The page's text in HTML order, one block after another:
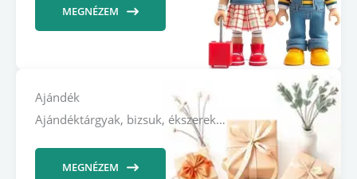
MEGNÉZEM
Ajándék
Ajándéktárgyak, bizsuk, ékszerek…
MEGNÉZEM